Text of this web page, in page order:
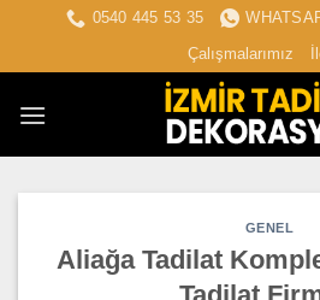
0540 445 53 35
Çalışmalarımız
GENEL
Aliağa Tadilat